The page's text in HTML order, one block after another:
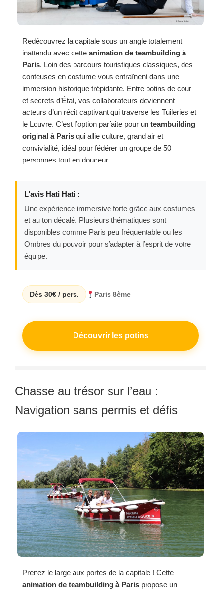
Redécouvrez la capitale sous un angle totalement
inattendu avec cette animation de teambuilding à
Paris. Loin des parcours touristiques classiques, des
conteuses en costume vous entraînent dans une
immersion historique trépidante. Entre potins de cour
et secrets d’État, vos collaborateurs deviennent
acteurs d’un récit captivant qui traverse les Tuileries et
le Louvre. C’est l’option parfaite pour un teambuilding
original à Paris qui allie culture, grand air et
convivialité, idéal pour fédérer un groupe de 50
personnes tout en douceur.
L’avis Hati Hati :
Une expérience immersive forte grâce aux costumes
et au ton décalé. Plusieurs thématiques sont
disponibles comme Paris peu fréquentable ou les
Ombres du pouvoir pour s’adapter à l’esprit de votre
équipe.
Dès 30€ / pers. Paris 8ème
Découvrir les potins
Chasse au trésor sur l’eau :
Navigation sans permis et défis
Prenez le large aux portes de la capitale ! Cette
animation de teambuilding à Paris propose un